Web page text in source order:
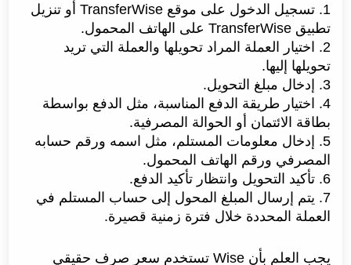
1. تسجيل الدخول على موقع TransferWise أو تنزيل
تطبيق TransferWise على الهاتف المحمول.
2. اختيار العملة المراد تحويلها والعملة التي تريد
تحويلها إليها.
3. إدخال مبلغ التحويل.
4. اختيار طريقة الدفع المناسبة، مثل الدفع بواسطة
بطاقة الائتمان أو الحوالة المصرفية.
5. إدخال معلومات المستلم، مثل اسمه ورقم حسابه
المصرفي ورقم الهاتف المحمول.
6. تأكيد التحويل وانتظار تأكيد الدفع.
7. يتم إرسال المبلغ المحول إلى حساب المستلم في
العملة المحددة خلال فترة زمنية قصيرة.
يجب العلم بأن Wise تستخدم سعر صرف حقيقي